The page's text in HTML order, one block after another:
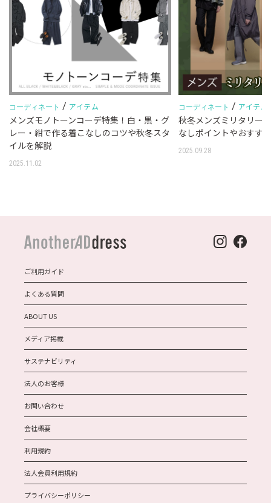
コーディネート / アイテム
メンズモノトーンコーデ特集！白・黒・グ
レー・紺で作る着こなしのコツや秋冬スタ
イルを解説
2025.11.02
コーディネート / アイテム
秋冬メンズミリタリー
なしポイントやおすす
2025.09.28
ご利用ガイド
よくある質問
ABOUT US
メディア掲載
サステナビリティ
法人のお客様
お問い合わせ
会社概要
利用規約
法人会員利用規約
プライバシーポリシー